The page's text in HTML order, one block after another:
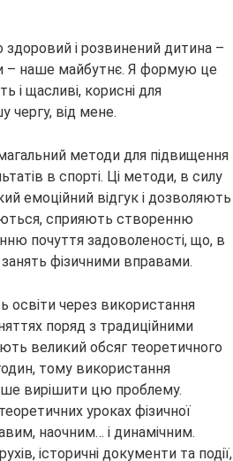
здоровий і розвинений дитина –
– наше майбутнє. Я формую це
і щасливі, корисні для
чергу, від мене.
методи для підвищення
в спорті. Ці методи, в силу
емоційний відгук і дозволяють
сприяють створенню
почуття задоволеності, що, в
фізичними вправами.
освіти через використання
поряд з традиційними
великий обсяг теоретичного
тому використання
вирішити цю проблему.
уроках фізичної
наочним… і динамічним.
історичні документи та події,